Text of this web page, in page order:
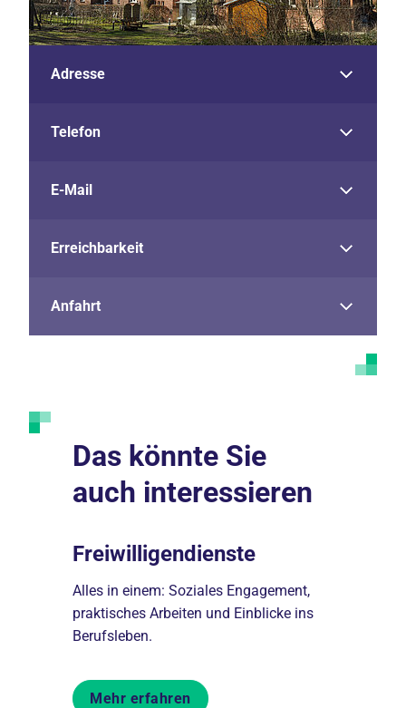
Adresse
Telefon
E-Mail
Erreichbarkeit
Anfahrt
Das könnte Sie
auch interessieren
Freiwilligendienste
Alles in einem: Soziales Engagement,
praktisches Arbeiten und Einblicke ins
Berufsleben.
Mehr erfahren